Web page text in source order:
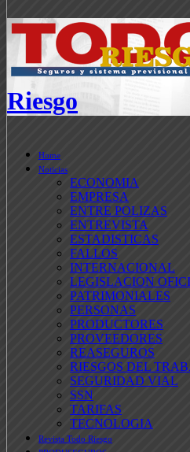
Riesgo
Home
Noticias
ECONOMIA
EMPRESA
ENTRE POLIZAS
ENTREVISTA
ESTADISTICAS
FALLOS
INTERNACIONAL
LEGISLACION
PATRIMONIALES
PERSONAS
PRODUCTORES
PROVEEDORES
REASEGUROS
RIESGOS DEL
SEGURIDAD VIAL
SSN
TARIFAS
TECNOLOGIA
Revista Todo Riesgo